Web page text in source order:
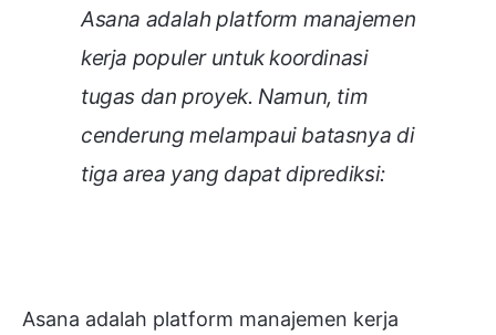
Asana adalah platform manajemen
kerja populer untuk koordinasi
tugas dan proyek. Namun, tim
cenderung melampaui batasnya di
tiga area yang dapat diprediksi:
Asana adalah platform manajemen kerja